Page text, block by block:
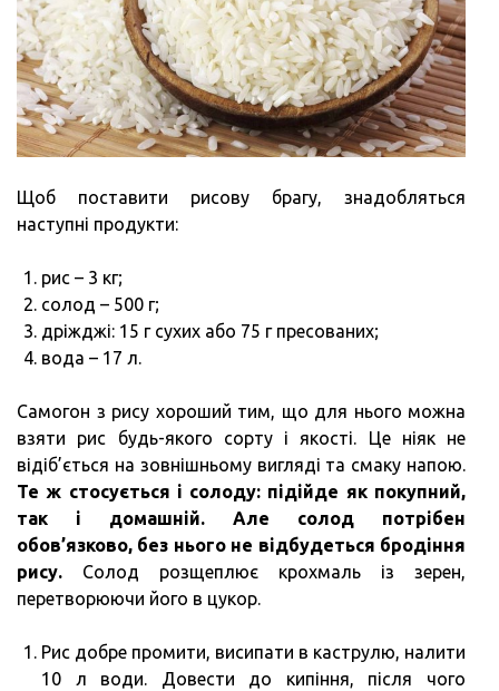
Щоб поставити рисову брагу, знадобляться
наступні продукти:
рис – 3 кг;
солод – 500 г;
дріжджі: 15 г сухих або 75 г пресованих;
вода – 17 л.
Самогон з рису хороший тим, що для нього можна
взяти рис будь-якого сорту і якості. Це ніяк не
відіб’ється на зовнішньому вигляді та смаку напою.
Те ж стосується і солоду: підійде як покупний,
так і домашній.
Але солод потрібен
обов’язково, без нього не відбудеться бродіння
рису. Солод розщеплює крохмаль із зерен,
перетворюючи його в цукор.
Рис добре промити, висипати в каструлю, налити
10 л води. Довести до кипіння, після чого